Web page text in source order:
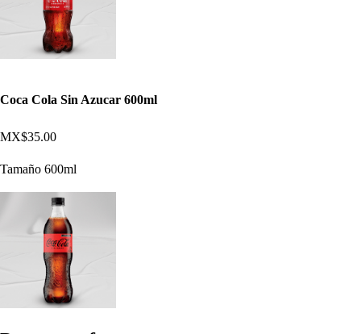
Coca Cola Sin Azucar 600ml
MX$35.00
Tamaño 600ml